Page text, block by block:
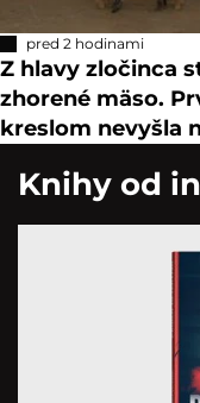
pred 2 hodinami
Z hlavy zločinca
zhorené mäso.
kreslom nevyšla
Knihy od